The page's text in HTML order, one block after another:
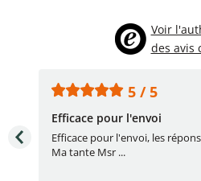
Voir
des avis
5 / 5
Efficace pour l'envoi
Efficace pour l'envoi, les
Ma tante Msr ...